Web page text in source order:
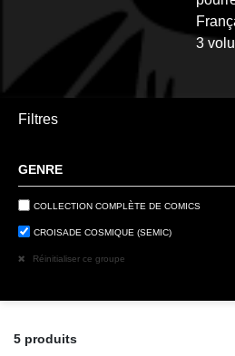
3
Filtres
GENRE
COLLECTION COMPLÈTE DE COMICS
CROISADE COSMIQUE (SEMIC)
Réinitialiser ce groupe
5 produits